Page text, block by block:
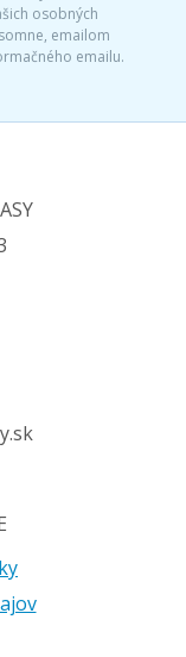
osobných
emailom
emailu.